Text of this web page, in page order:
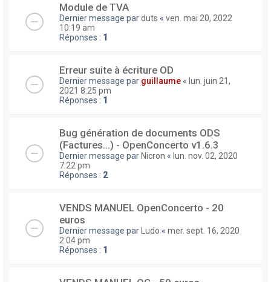
Module de TVA
Dernier message parduts « ven. mai 20, 2022
10:19 am
Réponses : 1
Erreur suite à écriture OD
Dernier message par guillaume « lun. juin 21,
2021 8:25 pm
Réponses : 1
Bug génération de documents ODS
(Factures...) - OpenConcerto v1.6.3
Dernier message parNicron « lun. nov. 02, 2020
7:22 pm
Réponses : 2
VENDS MANUEL OpenConcerto - 20
euros
Dernier message parLudo « mer. sept. 16, 2020
2:04 pm
Réponses : 1